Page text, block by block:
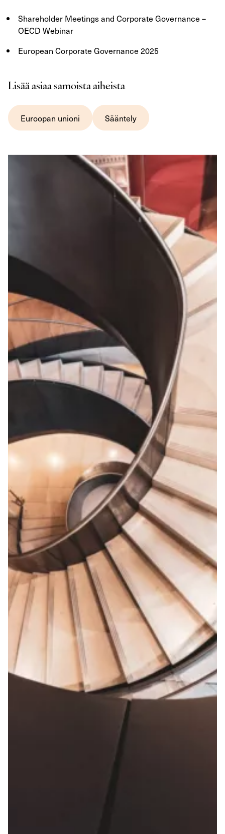
Shareholder Meetings and Corporate Governance –
OECD Webinar
European Corporate Governance 2025
Lisää asiaa samoista aiheista
Euroopan unioni Sääntely